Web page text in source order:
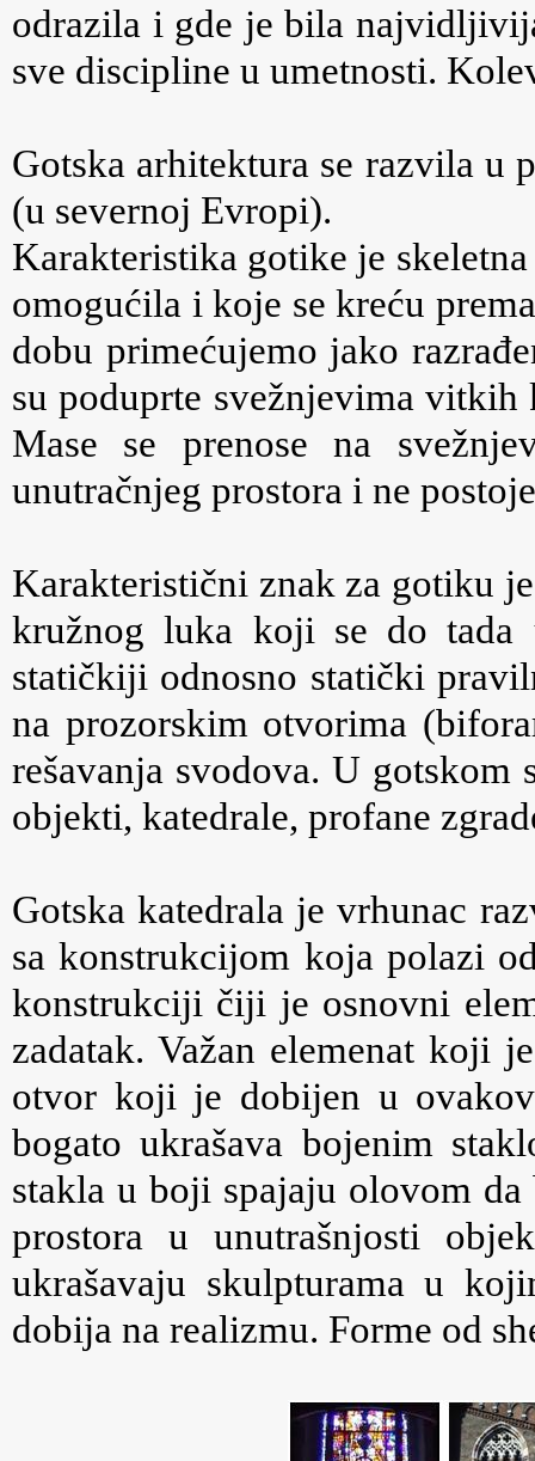
odrazila i gde je bila
sve discipline u umetnosti.
Gotska arhitektura se razvila u
(u severnoj Evropi).
Karakteristika gotike je
omogućila i koje se kreću
dobu primećujemo jako
su poduprte svežnjevima vitkih
Mase se prenose na
unutračnjeg prostora i ne
Karakteristični znak za gotiku
kružnog luka koji se do tada
statičkiji odnosno statički
na prozorskim otvorima
rešavanja svodova. U
objekti, katedrale, profane
Gotska katedrala je vrhunac
sa konstrukcijom koja polazi
konstrukciji čiji je osnovni
zadatak. Važan elemenat koji
otvor koji je dobijen u
bogato ukrašava bojenim
stakla u boji spajaju olovom
prostora u unutrašnjosti
ukrašavaju skulpturama u
dobija na realizmu. Forme od